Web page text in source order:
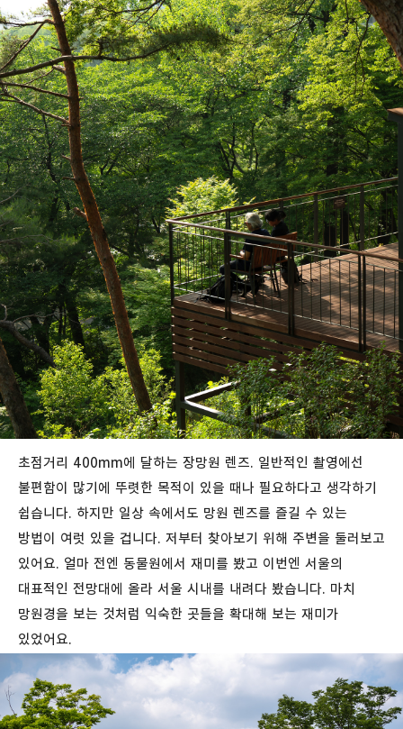
초점거리 400mm에 달하는 장망원 렌즈. 일반적인 촬영에선
불편함이 많기에 뚜렷한 목적이 있을 때나 필요하다고 생각하기
쉽습니다. 하지만 일상 속에서도 망원 렌즈를 즐길 수 있는
방법이 여럿 있을 겁니다. 저부터 찾아보기 위해 주변을 둘러보고
있어요. 얼마 전엔 동물원에서 재미를 봤고 이번엔 서울의
대표적인 전망대에 올라 서울 시내를 내려다 봤습니다. 마치
망원경을 보는 것처럼 익숙한 곳들을 확대해 보는 재미가
있었어요.